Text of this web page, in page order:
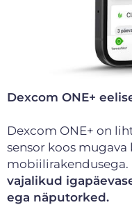
Dexcom ONE+
Dexcom ONE+ on
sensor koos mugava
mobiilirakendusega.
vajalikud
ega näputorked.